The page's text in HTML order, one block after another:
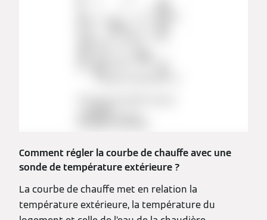
Comment régler la courbe de chauffe avec une
sonde de température extérieure ?
La courbe de chauffe met en relation la
température extérieure, la température du